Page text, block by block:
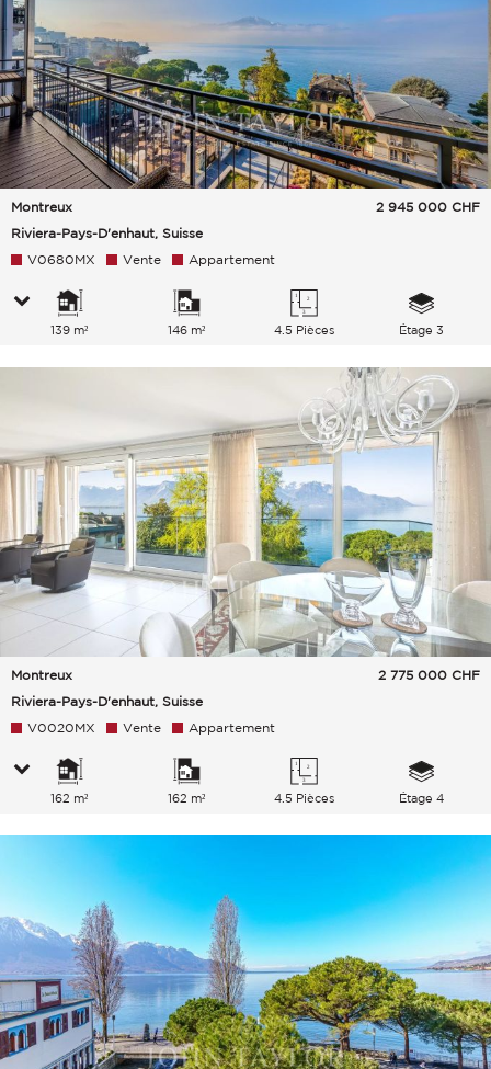
Montreux
Riviera-Pays-D'enhaut, Suisse
2 945 000 CHF
V0680MX Vente Appartement
139 m² 146 m² 4.5 Pièces Étage 3
Montreux
Riviera-Pays-D'enhaut, Suisse
2 775 000 CHF
V0020MX Vente Appartement
162 m² 162 m² 4.5 Pièces Étage 4